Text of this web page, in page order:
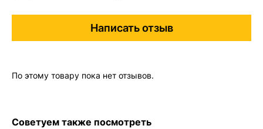
Написать отзыв
По этому товару пока нет отзывов.
Советуем также посмотреть